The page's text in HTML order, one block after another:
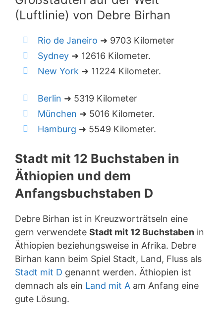
(Luftlinie) von Debre Birhan
Rio de Janeiro ➜ 9703 Kilometer
Sydney ➜ 12616 Kilometer.
New York ➜ 11224 Kilometer.
Berlin ➜ 5319 Kilometer
München ➜ 5016 Kilometer.
Hamburg ➜ 5549 Kilometer.
Stadt mit 12 Buchstaben in
Äthiopien und dem
Anfangsbuchstaben D
Debre Birhan ist in Kreuzworträtseln eine
gern verwendete Stadt mit 12 Buchstaben in
Äthiopien beziehungsweise in Afrika. Debre
Birhan kann beim Spiel Stadt, Land, Fluss als
Stadt mit D genannt werden. Äthiopien ist
demnach als ein Land mit A am Anfang eine
gute Lösung.